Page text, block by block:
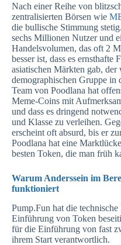
Nach einer Reihe von
zentralisierten Börsen wie
die bullische Stimmung
sechs Millionen Nutzer und
Handelsvolumen, das oft 2
besser ist, dass es ernsthafte
asiatischen Märkten gab,
demographischen Gruppe in
Team von Poodlana hat
Meme-Coins mit
und dass es dringend
und Klasse zu verleihen.
erscheint oft absurd, bis er
Poodlana hat eine
besten Token, die man früh
Warum Anderssein im
funktioniert
Pump.Fun hat die
Einführung von Token
für die Einführung von fast
ihrem Start verantwortlich.